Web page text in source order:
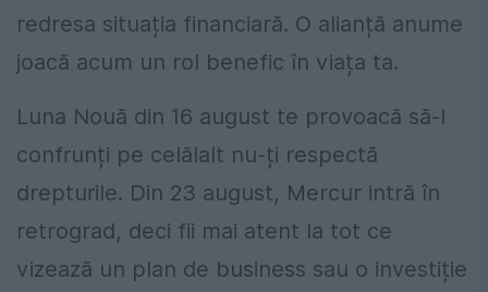
redresa situația financiară. O alianță anume
joacă acum un rol benefic în viața ta.
Luna Nouă din 16 august te provoacă să-l
confrunți pe celălalt nu-ți respectă
drepturile. Din 23 august, Mercur intră în
retrograd, deci fii mai atent la tot ce
vizează un plan de business sau o investiție